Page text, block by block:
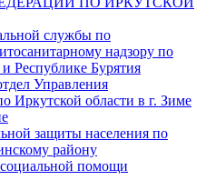
службы по
надзору по
Республике Бурятия
Управления
Иркутской области в г. Зиме
защиты населения по
району
помощи